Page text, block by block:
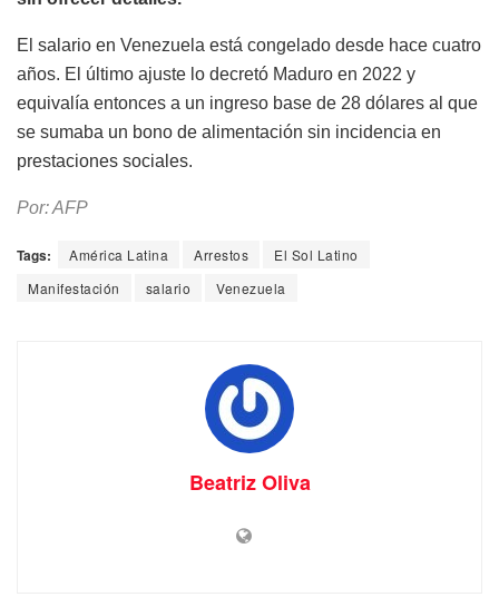
El salario en Venezuela está congelado desde hace cuatro
años. El último ajuste lo decretó Maduro en 2022 y
equivalía entonces a un ingreso base de 28 dólares al que
se sumaba un bono de alimentación sin incidencia en
prestaciones sociales.
Por: AFP
Tags: América Latina Arrestos
El Sol Latino
Manifestación
salario Venezuela
Beatriz Oliva